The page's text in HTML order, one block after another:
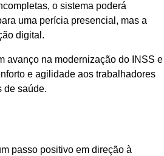
o sistema poderá
uma perícia presencial, mas a
digital.
avanço na modernização do INSS e
e agilidade aos trabalhadores
de saúde.
passo positivo em direção à